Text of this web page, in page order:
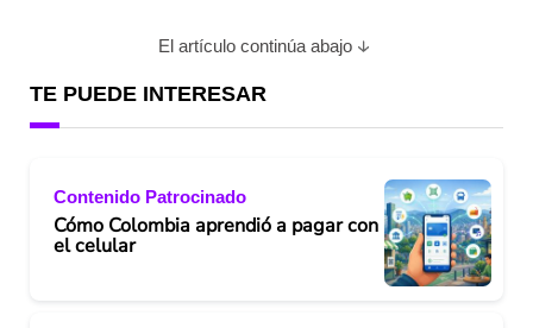
El artículo continúa abajo
TE PUEDE INTERESAR
Contenido Patrocinado
Cómo Colombia aprendió a pagar con
el celular